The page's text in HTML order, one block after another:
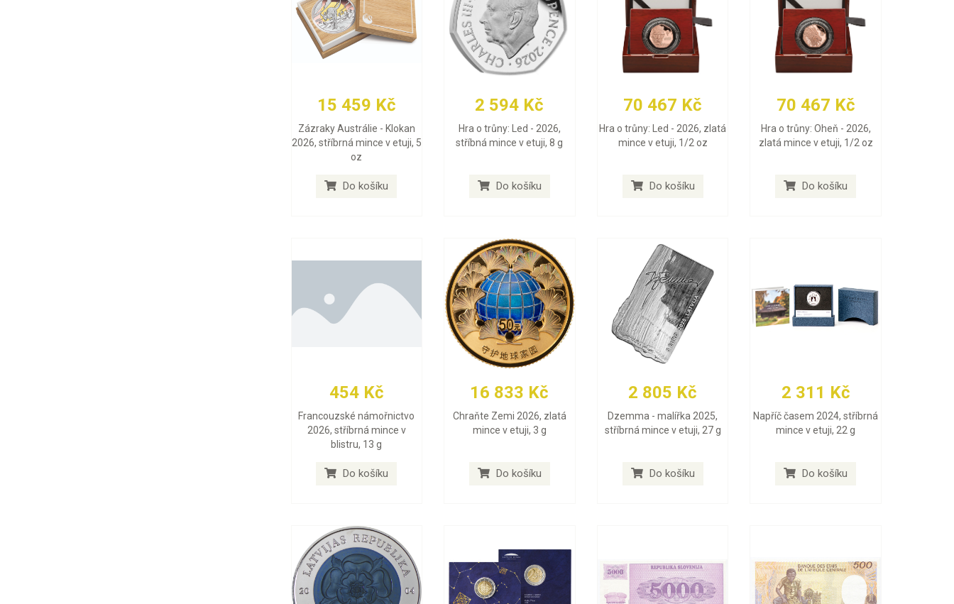
15 459 Kč
Zázraky Austrálie - Klokan
2026, stříbrná mince v etuji, 5
oz
Do košíku
2 594 Kč
Hra o trůny: Led - 2026,
stříbná mince v etuji, 8 g
Do košíku
70 467 Kč
Hra o trůny: Led - 2026, zlatá
mince v etuji, 1/2 oz
Do košíku
70 467 Kč
Hra o trůny: Oheň - 2026,
zlatá mince v etuji, 1/2 oz
Do košíku
454 Kč
Francouzské námořnictvo
2026, stříbrná mince v
blistru, 13 g
Do košíku
16 833 Kč
Chraňte Zemi 2026, zlatá
mince v etuji, 3 g
Do košíku
2 805 Kč
Dzemma - malířka 2025,
stříbrná mince v etuji, 27 g
Do košíku
2 311 Kč
Napříč časem 2024, stříbrná
mince v etuji, 22 g
Do košíku